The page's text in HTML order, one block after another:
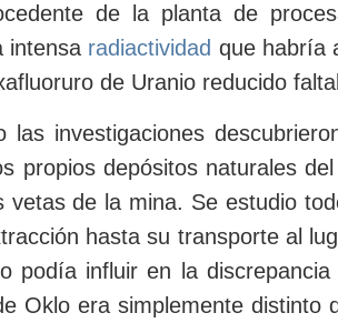
de la planta de
intensa radiactividad que habría
de Uranio reducido
las investigaciones
propios depósitos naturales
vetas de la mina. Se estudio
hasta su transporte al
podía influir en la
Oklo era simplemente distinto